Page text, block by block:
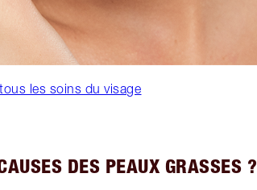
les soins du visage
DES PEAUX GRASSES ?